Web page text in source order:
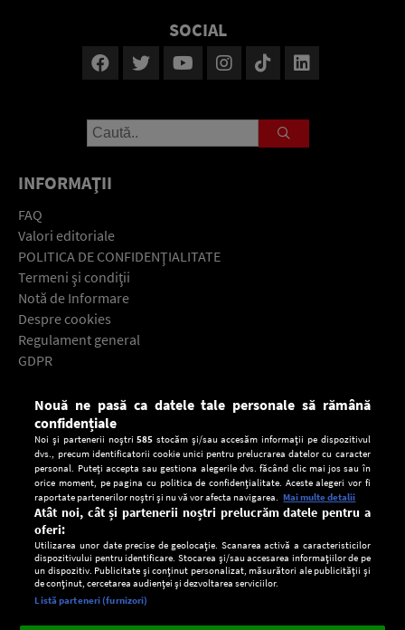
SOCIAL
INFORMAŢII
FAQ
Valori editoriale
POLITICA DE CONFIDENŢIALITATE
Termeni şi condiţii
Notă de Informare
Despre cookies
Regulament general
GDPR
Descarcă gratuit aplicaţia Europa FM pentru smartphone:
Setări:
Dark
Nouă ne pasă ca datele tale personale să rămână
confidențiale
Noi și partenerii noștri585 stocăm și/sau accesăm informații pe dispozitivul
dvs., precum identificatorii cookie unici pentru prelucrarea datelor cu caracter
personal. Puteți accepta sau gestiona alegerile dvs. făcând clic mai jos sau în
orice moment, pe pagina cu politica de confidențialitate. Aceste alegeri vor fi
raportate partenerilor noștri și nu vă vor afecta navigarea. Mai multe detalii
Atât noi, cât și partenerii noștri prelucrăm datele pentru a
oferi:
Utilizarea unor date precise de geolocație. Scanarea activă a caracteristicilor
dispozitivului pentru identificare. Stocarea și/sau accesarea informațiilor de pe
un dispozitiv. Publicitate și conținut personalizat, măsurători ale publicității și
de conținut, cercetarea audienței și dezvoltarea serviciilor.
Listă parteneri (furnizori)